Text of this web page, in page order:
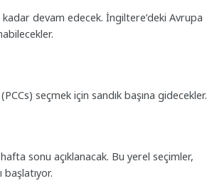
kadar devam edecek. İngiltere’deki Avrupa
seçmek için sandık başına gidecekler.
sonu açıklanacak. Bu yerel seçimler,